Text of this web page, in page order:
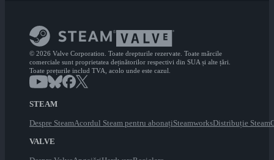
© 2026 Valve Corporation. Toate drepturile rezervate. Toate mărcile
comerciale sunt proprietatea deținătorilor respectivi din SUA și alte țări.
Toate prețurile includ TVA, acolo unde este cazul.
STEAM
Despre SteamAcordul Steam pentru abonațiSteamworksDistribuție Steam
VALVE